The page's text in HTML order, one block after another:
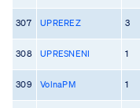
307 UPREREZ 3
308 UPRESNENI 1
309 VolnaPM 1